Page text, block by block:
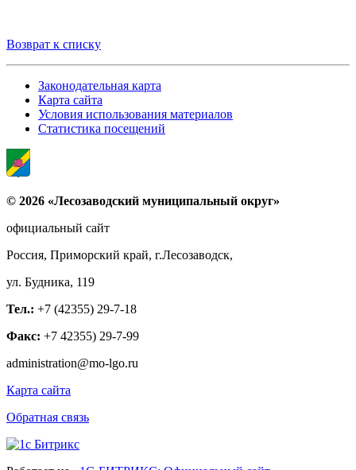
Возврат к списку
Законодательная карта
Карта сайта
Условия использования материалов
Статистика посещений
© 2026 «Лесозаводский муниципальный округ»
официальный сайт
Россия, Приморский край, г.Лесозаводск,
ул. Будника, 119
Тел.: +7 (42355) 29-7-18
Факс: +7 42355) 29-7-99
administration@mo-lgo.ru
Карта сайта
Обратная связь